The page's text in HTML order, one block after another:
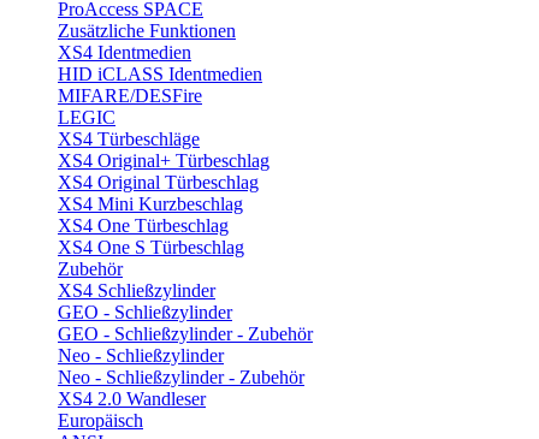
ProAccess SPACE
Zusätzliche Funktionen
XS4 Identmedien
HID iCLASS Identmedien
MIFARE/DESFire
LEGIC
XS4 Türbeschläge
XS4 Original+ Türbeschlag
XS4 Original Türbeschlag
XS4 Mini Kurzbeschlag
XS4 One Türbeschlag
XS4 One S Türbeschlag
Zubehör
XS4 Schließzylinder
GEO - Schließzylinder
GEO - Schließzylinder - Zubehör
Neo - Schließzylinder
Neo - Schließzylinder - Zubehör
XS4 2.0 Wandleser
Europäisch